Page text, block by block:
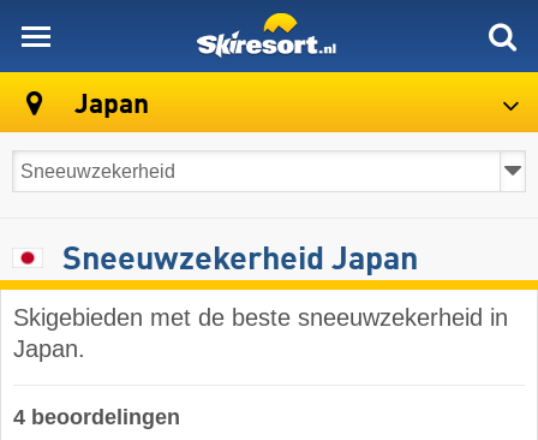
Japan
Sneeuwzekerheid Japan
Skigebieden met de beste sneeuwzekerheid in
Japan.
4 beoordelingen